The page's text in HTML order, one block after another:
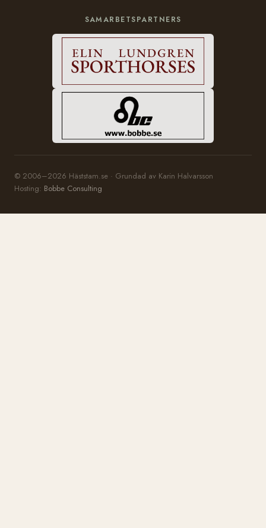
SAMARBETSPARTNERS
© 2006–2026 Häststam.se · Grundad av Karin Halvarsson
Hosting: Bobbe Consulting